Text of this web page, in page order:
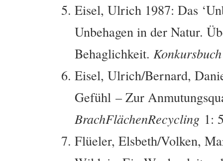
Eisel, Ulrich 1987: Das
Unbehagen in der Natur.
Behaglichkeit. Konkursbuch
Eisel, Ulrich/Bernard,
Gefühl – Zur
BrachFlächenRecycling 1:
Flüeler, Elsbeth/Volken,